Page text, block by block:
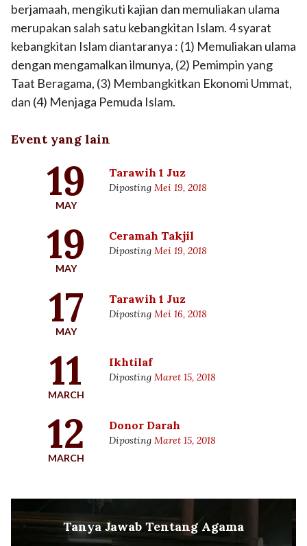
berjamaah, mengikuti kajian dan memuliakan ulama
merupakan salah satu kebangkitan Islam. 4 syarat
kebangkitan Islam diantaranya : (1) Memuliakan ulama
dengan mengamalkan ilmunya, (2) Pemimpin yang
Taat Beragama, (3) Membangkitkan Ekonomi Ummat,
dan (4) Menjaga Pemuda Islam.
Event yang lain
19
MAY
Tarawih 1 Juz
Diposting Mei 19, 2018
19
MAY
Ceramah Takjil
Diposting Mei 19, 2018
17
MAY
Tarawih 1 Juz
Diposting Mei 16, 2018
11
MARCH
Ikhtilaf
Diposting Maret 15, 2018
12
MARCH
Donor Darah
Diposting Maret 15, 2018
Tanya Jawab Tentang Agama